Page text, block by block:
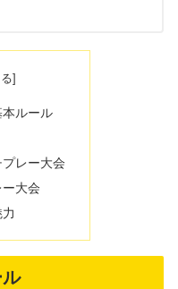
ルール
レー大会
大会